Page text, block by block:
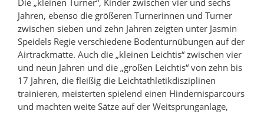
Die „kleinen Turner“, Kinder zwischen vier und sechs
Jahren, ebenso die größeren Turnerinnen und Turner
zwischen sieben und zehn Jahren zeigten unter Jasmin
Speidels Regie verschiedene Bodenturnübungen auf der
Airtrackmatte. Auch die „kleinen Leichtis“ zwischen vier
und neun Jahren und die „großen Leichtis“ von zehn bis
17 Jahren, die fleißig die Leichtathletikdisziplinen
trainieren, meisterten spielend einen Hindernisparcours
und machten weite Sätze auf der Weitsprunganlage,